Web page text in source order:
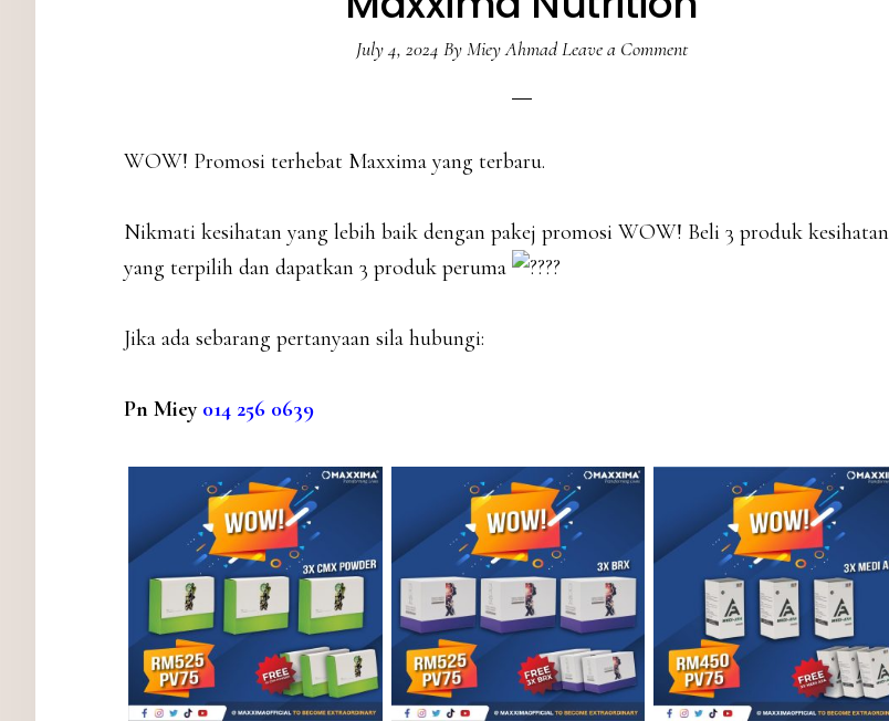
July 4, 2024 ByMiey AhmadLeave a Comment
WOW! Promosi terhebat Maxxima yang terbaru.
Nikmati kesihatan yang lebih baik dengan pakej promosi WOW! Beli 3 produk kesihatan
yang terpilih dan dapatkan 3 produk peruma
Jika ada sebarang pertanyaan sila hubungi:
Pn Miey 014 256 0639